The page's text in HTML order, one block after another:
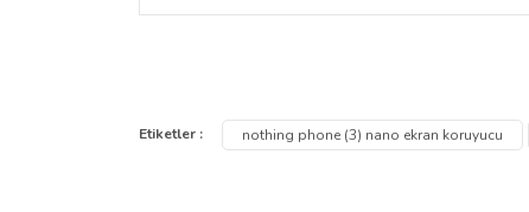
Kesinlikle hayır. Nano ekran koruyucunun
Görüş ve önerileriniz için teşekkür ederiz.
Etiketler : nothing phone (3) nano ekran koruyucu